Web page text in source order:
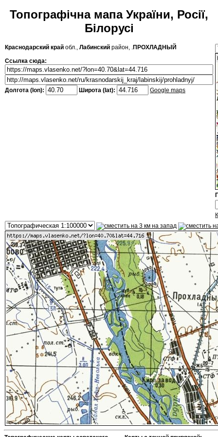
Топографічна мапа України, Росії,
Білорусі
Краснодарский край обл., Лабинский район, .ПРОХЛАДНЫЙ
Ссылка сюда:
Долгота (lon): Широта (lat): Google maps